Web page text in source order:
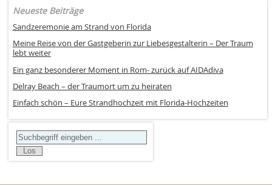
Neueste Beiträge
Sandzeremonie am Strand von Florida
Meine Reise von der Gastgeberin zur Liebesgestalterin – Der Traum
lebt weiter
Ein ganz besonderer Moment in Rom- zurück auf AIDAdiva
Delray Beach – der Traumort um zu heiraten
Einfach schön – Eure Strandhochzeit mit Florida-Hochzeiten
Search